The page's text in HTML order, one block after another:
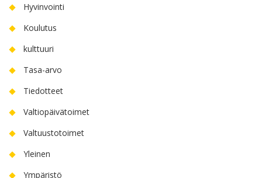
Hyvinvointi
Koulutus
kulttuuri
Tasa-arvo
Tiedotteet
Valtiopäivätoimet
Valtuustotoimet
Yleinen
Ympäristö